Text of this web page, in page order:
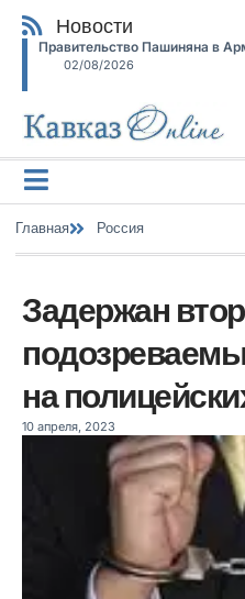
Новости
Правительство Пашиняна в
02/08/2026
Главная Россия
Задержан
на
10 апреля, 2023